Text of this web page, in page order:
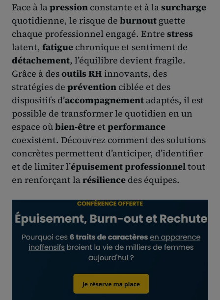
Face à lapression constante et à lasurcharge
quotidienne, le risque de burnout guette
chaque professionnel engagé. Entre stress
latent, fatigue chronique et sentiment de
détachement, l’équilibre devient fragile.
Grâce à desoutils RH innovants, des
stratégies de prévention ciblée et des
dispositifs d’accompagnement adaptés, il est
possible de transformer le quotidien en un
espace oùbien-être et performance
coexistent. Découvrez comment des solutions
concrètes permettent d’anticiper, d’identifier
et de limiter l’épuisement professionneltout
en renforçant larésilience des équipes.